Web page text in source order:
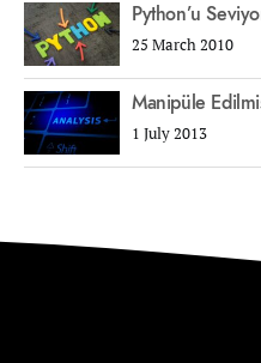
Python’u
25 March 2010
Manipüle
1 July 2013